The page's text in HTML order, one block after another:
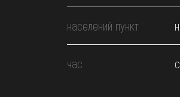
населений пункт
час